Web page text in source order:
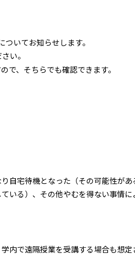
いてお知らせします。
い。
で、そちらでも確認できます。
自宅待機となった（その可能性が
いる）、その他やむを得ない事情
内で遠隔授業を受講する場合も想